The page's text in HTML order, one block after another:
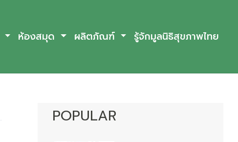
ห้องสมุด ผลิตภัณฑ์ รู้จักมูลนิธิสุขภาพไทย
POPULAR